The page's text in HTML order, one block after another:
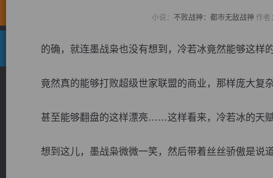
小说： 不败战神：都市无敌战神 作者
的确，就连墨战枭也没有想到，冷若冰竟然能够这样
竟然真的能够打败超级世家联盟的商业，那样庞大复
甚至能够翻盘的这样漂亮……这样看来，冷若冰的天
想到这儿，墨战枭微微一笑，然后带着丝丝骄傲是说道